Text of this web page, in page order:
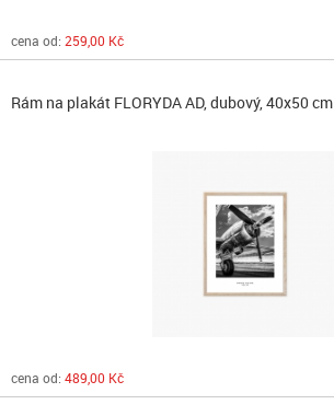
cena od: 259,00 Kč
Rám na plakát FLORYDA AD, dubový, 40x50 cm
cena od: 489,00 Kč